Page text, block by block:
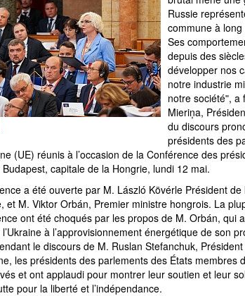
Russie
commune à
Ses
depuis des
développer nos
notre industrie
notre sociétéʺ,
Mieriņa,
du discours
présidents des
(UE) réunis à l’occasion de la Conférence des
Budapest, capitale de la Hongrie, lundi 12 mai.
a été ouverte par M. László Kövérle Président de
et M. Viktor Orbán, Premier ministre hongrois. La
ont été choqués par les propos de M. Orbán, qui
à l’approvisionnement énergétique de son
le discours de M. Ruslan Stefanchuk,
les présidents des parlements des États membres
et ont applaudi pour montrer leur soutien et leur
pour la liberté et l’indépendance.